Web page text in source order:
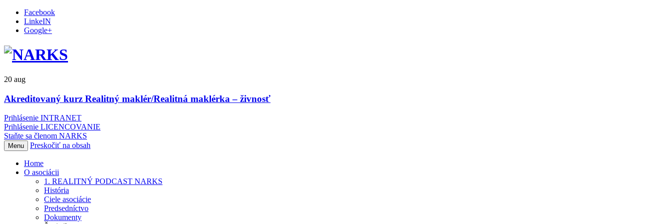
Facebook
LinkeIN
Google+
20 aug
Akreditovaný kurz Realitný maklér/Realitná maklérka – živnosť
Prihlásenie INTRANET
Prihlásenie LICENCOVANIE
Staňte sa členom NARKS
Menu Preskočiť na obsah
Home
O asociácii
1. REALITNÝ PODCAST NARKS
História
Ciele asociácie
Predsedníctvo
Dokumenty